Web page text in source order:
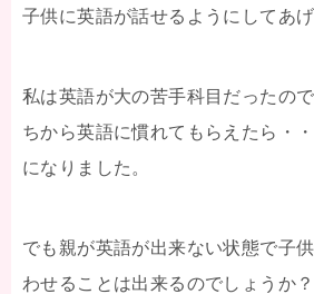
子供に英語が話せるようにしてあげ
私は英語が大の苦手科目だったの
ちから英語に慣れてもらえたら・
になりました。
でも親が英語が出来ない状態で子
わせることは出来るのでしょうか？